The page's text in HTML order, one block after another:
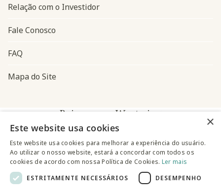
Relação com o Investidor
Fale Conosco
FAQ
Mapa do Site
Baixe o app Westwing
×
Este website usa cookies
Este website usa cookies para melhorar a experiência do usuário.
Ao utilizar o nosso website, estará a concordar com todos os
cookies de acordo com nossa Política de Cookies. Ler mais
ESTRITAMENTE NECESSÁRIOS
DESEMPENHO